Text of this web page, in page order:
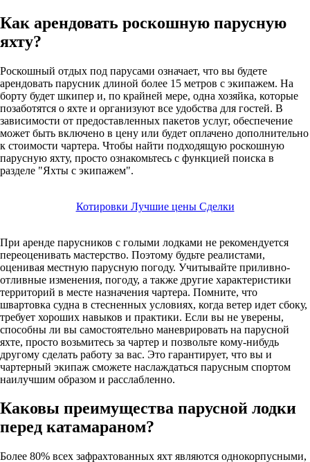
Как арендовать роскошную парусную
яхту?
Роскошный отдых под парусами означает, что вы будете
арендовать парусник длиной более 15 метров с экипажем. На
борту будет шкипер и, по крайней мере, одна хозяйка, которые
позаботятся о яхте и организуют все удобства для гостей. В
зависимости от предоставленных пакетов услуг, обеспечение
может быть включено в цену или будет оплачено дополнительно
к стоимости чартера. Чтобы найти подходящую роскошную
парусную яхту, просто ознакомьтесь с функцией поиска в
разделе "Яхты с экипажем".
Котировки Лучшие цены Сделки
При аренде парусников с голыми лодками не рекомендуется
переоценивать мастерство. Поэтому будьте реалистами,
оценивая местную парусную погоду. Учитывайте приливно-
отливные изменения, погоду, а также другие характеристики
территорий в месте назначения чартера. Помните, что
швартовка судна в стесненных условиях, когда ветер идет сбоку,
требует хороших навыков и практики. Если вы не уверены,
способны ли вы самостоятельно маневрировать на парусной
яхте, просто возьмитесь за чартер и позвольте кому-нибудь
другому сделать работу за вас. Это гарантирует, что вы и
чартерный экипаж сможете наслаждаться парусным спортом
наилучшим образом и расслабленно.
Каковы преимущества парусной лодки
перед катамараном?
Более 80% всех зафрахтованных яхт являются однокорпусными,